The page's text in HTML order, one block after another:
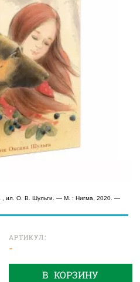
АРТИКУЛ:
-
В КОРЗИНУ